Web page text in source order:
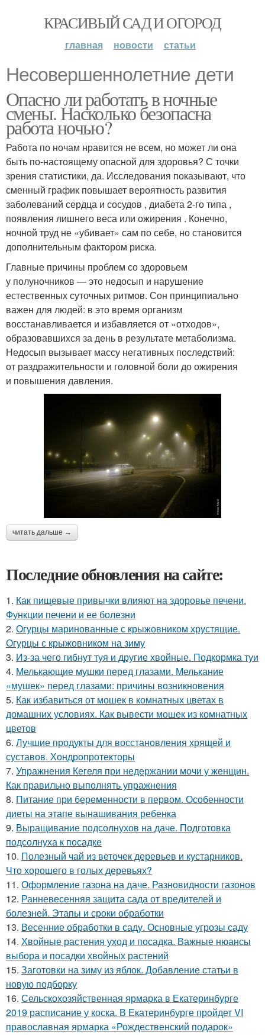
КРАСИВЫЙ САД И ОГОРОД
главная новости статьи
Несовершеннолетние дети
Опасно ли работать в ночные
смены. Насколько безопасна
работа ночью?
Работа по ночам нравится не всем, но может ли она
быть по-настоящему опасной для здоровья? С точки
зрения статистики, да. Исследования показывают, что
сменный график повышает вероятность развития
заболеваний сердца и сосудов , диабета 2-го типа ,
появления лишнего веса или ожирения . Конечно,
ночной труд не «убивает» сам по себе, но становится
дополнительным фактором риска.
Главные причины проблем со здоровьем
у полуночников — это недосып и нарушение
естественных суточных ритмов. Сон принципиально
важен для людей: в это время организм
восстанавливается и избавляется от «отходов»,
образовавшихся за день в результате метаболизма.
Недосып вызывает массу негативных последствий:
от раздражительности и головной боли до ожирения
и повышения давления.
читать дальше →
Последние обновления на сайте:
1. Как пищевые привычки влияют на здоровье печени.
Функции печени и ее болезни
2. Огурцы маринованные с крыжовником хрустящие.
Огурцы с крыжовником на зиму
3. Из-за чего гибнут туя и другие хвойные. Подкормка туи
4. Мелькающие мушки перед глазами. Мелькание
«мушек» перед глазами: причины возникновения
5. Как избавиться от мошек в комнатных цветах в
домашних условиях. Как вывести мошек из комнатных
цветов
6. Лучшие продукты для восстановления хрящей и
суставов. Хондропротекторы
7. Упражнения Кегеля при недержании мочи у женщин.
Как правильно выполнять упражнения
8. Питание при беременности в первом. Особенности
диеты на этапе вынашивания ребенка
9. Выращивание подсолнухов на даче. Подготовка
подсолнуха к посадке
10. Полезный чай из веточек деревьев и кустарников.
Что хорошего в голых деревьях?
11. Оформление газона на даче. Разновидности газонов
12. Ранневесенняя защита сада от вредителей и
болезней. Этапы и сроки обработки
13. Весенние обработки в саду. Основные угрозы саду
14. Хвойные растения уход и посадка. Важные нюансы
выбора и посадки хвойных растений
15. Заготовки на зиму из яблок. Добавление статьи в
новую подборку
16. Сельскохозяйственная ярмарка в Екатеринбурге
2019 расписание у коска. В Екатеринбурге пройдет VI
православная ярмарка «Рождественский подарок»